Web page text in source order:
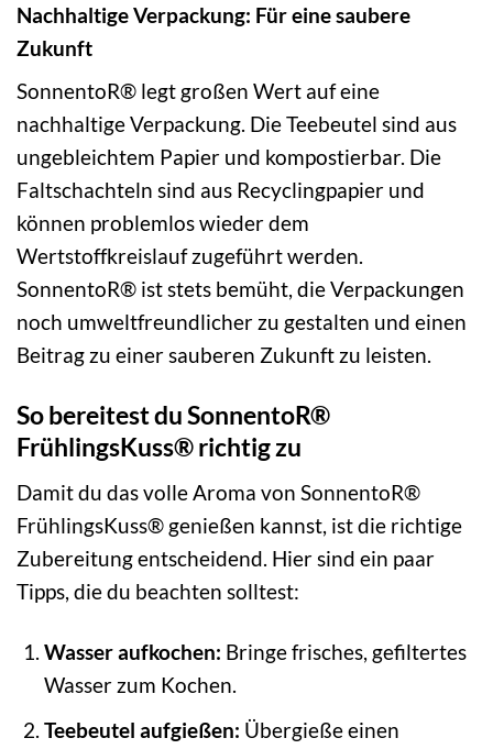
Nachhaltige Verpackung: Für eine saubere
Zukunft
SonnentoR® legt großen Wert auf eine
nachhaltige Verpackung. Die Teebeutel sind aus
ungebleichtem Papier und kompostierbar. Die
Faltschachteln sind aus Recyclingpapier und
können problemlos wieder dem
Wertstoffkreislauf zugeführt werden.
SonnentoR® ist stets bemüht, die Verpackungen
noch umweltfreundlicher zu gestalten und einen
Beitrag zu einer sauberen Zukunft zu leisten.
So bereitest du SonnentoR®
FrühlingsKuss® richtig zu
Damit du das volle Aroma von SonnentoR®
FrühlingsKuss® genießen kannst, ist die richtige
Zubereitung entscheidend. Hier sind ein paar
Tipps, die du beachten solltest:
Wasser aufkochen: Bringe frisches, gefiltertes
Wasser zum Kochen.
Teebeutel aufgießen: Übergieße einen